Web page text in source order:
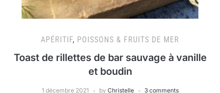
APÉRITIF, POISSONS & FRUITS DE MER
Toast de rillettes de bar sauvage à vanille
et boudin
1 décembre 2021 by Christelle 3 comments